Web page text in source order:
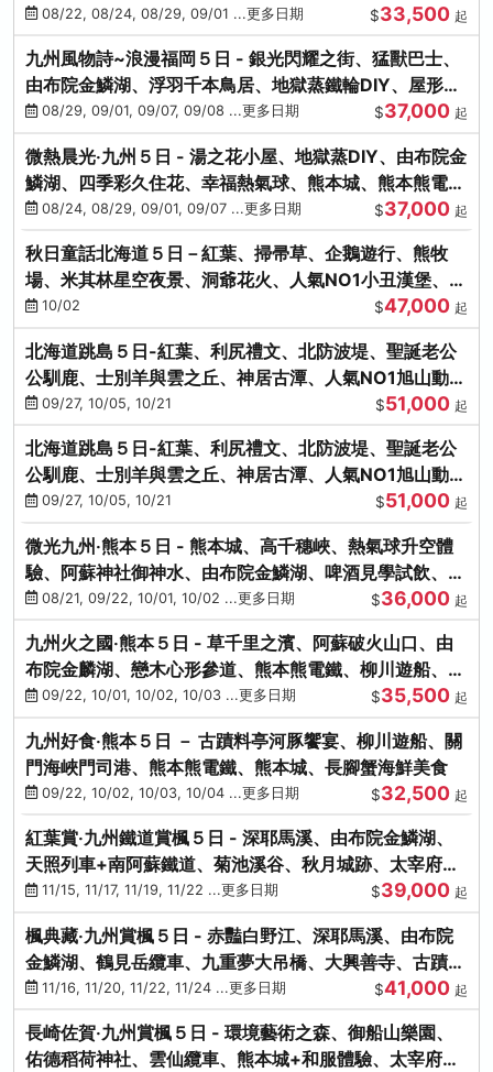
見學試飲
08/22, 08/24, 08/29, 09/01 ...更多日期 $33,500 起
九州風物詩~浪漫福岡５日 - 銀光閃耀之街、猛獸巴士、
由布院金鱗湖、浮羽千本鳥居、地獄蒸鐵輪DIY、屋形船
晚宴、鸕鶿捕魚
08/29, 09/01, 09/07, 09/08 ...更多日期 $37,000 起
微熱晨光‧九州５日 - 湯之花小屋、地獄蒸DIY、由布院金
鱗湖、四季彩久住花、幸福熱氣球、熊本城、熊本熊電
鐵、螃蟹吃到飽
08/24, 08/29, 09/01, 09/07 ...更多日期 $37,000 起
秋日童話北海道５日－紅葉、掃帚草、企鵝遊行、熊牧
場、米其林星空夜景、洞爺花火、人氣NO1小丑漢堡、螃
蟹放題(千/函)
10/02 $47,000 起
北海道跳島５日-紅葉、利尻禮文、北防波堤、聖誕老公
公馴鹿、士別羊與雲之丘、神居古潭、人氣NO1旭山動物
園、海膽涮涮鍋
09/27, 10/05, 10/21 $51,000 起
北海道跳島５日-紅葉、利尻禮文、北防波堤、聖誕老公
公馴鹿、士別羊與雲之丘、神居古潭、人氣NO1旭山動物
園、海膽涮涮鍋
09/27, 10/05, 10/21 $51,000 起
微光九州‧熊本５日 - 熊本城、高千穗峽、熱氣球升空體
驗、阿蘇神社御神水、由布院金鱗湖、啤酒見學試飲、豪
華海鮮盛宴
08/21, 09/22, 10/01, 10/02 ...更多日期 $36,000 起
九州火之國‧熊本５日 - 草千里之濱、阿蘇破火山口、由
布院金麟湖、戀木心形參道、熊本熊電鐵、柳川遊船、地
獄蒸DIY
09/22, 10/01, 10/02, 10/03 ...更多日期 $35,500 起
九州好食‧熊本５日 － 古蹟料亭河豚饗宴、柳川遊船、關
門海峽門司港、熊本熊電鐵、熊本城、長腳蟹海鮮美食
09/22, 10/02, 10/03, 10/04 ...更多日期 $32,500 起
紅葉賞‧九州鐵道賞楓５日 - 深耶馬溪、由布院金鱗湖、
天照列車+南阿蘇鐵道、菊池溪谷、秋月城跡、太宰府天
滿宮、竈門神社
11/15, 11/17, 11/19, 11/22 ...更多日期 $39,000 起
楓典藏‧九州賞楓５日 - 赤豔白野江、深耶馬溪、由布院
金鱗湖、鶴見岳纜車、九重夢大吊橋、大興善寺、古蹟河
豚+和牛饗宴
11/16, 11/20, 11/22, 11/24 ...更多日期 $41,000 起
長崎佐賀‧九州賞楓５日 - 環境藝術之森、御船山樂園、
佑德稻荷神社、雲仙纜車、熊本城+和服體驗、太宰府天